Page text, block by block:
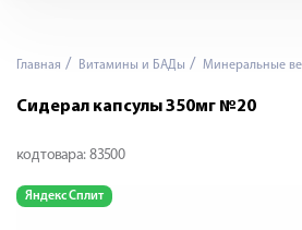
Главная Витамины и БАДы Минеральные
Сидерал капсулы 350мг №20
код товара: 83500
Яндекс Сплит